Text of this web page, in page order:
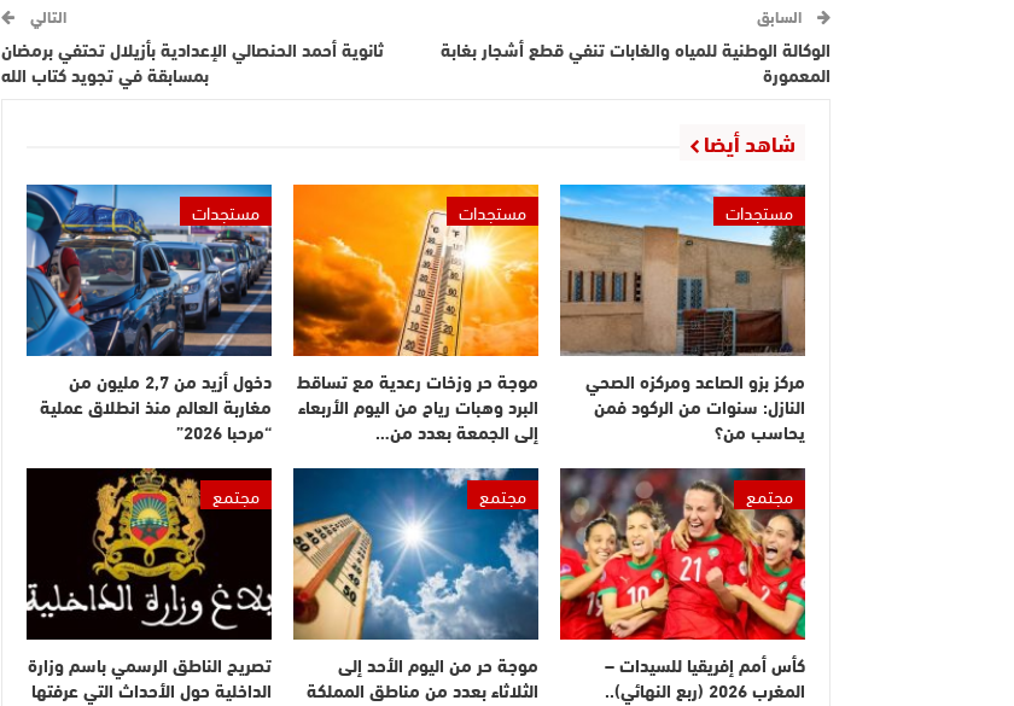
السابق
الوكالة الوطنية للمياه والغابات تنفي قطع أشجار بغابة
المعمورة
التالي
ثانوية أحمد الحنصالي الإعدادية بأزيلال تحتفي برمضان
بمسابقة في تجويد كتاب الله
شاهد أيضا
مستجدات
مركز بزو الصاعد ومركزه الصحي
النازل: سنوات من الركود فمن
يحاسب من؟
مستجدات
موجة حر وزخات رعدية مع تساقط
البرد وهبات رياح من اليوم الأربعاء
إلى الجمعة بعدد من…
مستجدات
دخول أزيد من 2,7 مليون من
مغاربة العالم منذ انطلاق عملية
“مرحبا 2026”
مجتمع
كأس أمم إفريقيا للسيدات –
المغرب 2026 (ربع النهائي)..
مجتمع
موجة حر من اليوم الأحد إلى
الثلاثاء بعدد من مناطق المملكة
مجتمع
تصريح الناطق الرسمي باسم وزارة
الداخلية حول الأحداث التي عرفتها